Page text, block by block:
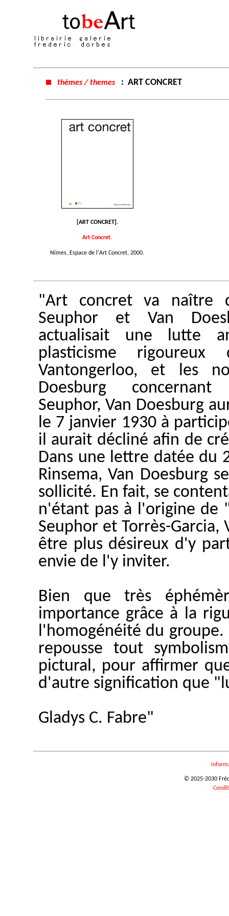
thèmes / themes: ART CONCRET
[ART CONCRET].
Art Concret.
Nimes, Espace de l'Art Concret, 2000.
"Art concret va naître
Seuphor et Van
actualisait une lutte
plasticisme rigoureux
Vantongerloo, et les
Doesburg
Seuphor, Van Doesburg
le 7 janvier 1930 à
il aurait décliné afin de
Dans une lettre datée du
Rinsema, Van Doesburg
sollicité. En fait, se
n'étant pas à l'origine de
Seuphor et Torrès-Garcia,
être plus désireux d'y
envie de l'y inviter.
Bien que très
importance grâce à la
l'homogénéité du
repousse tout
pictural, pour affirmer
d'autre signification que
Gladys C. Fabre"
© 2025-2030